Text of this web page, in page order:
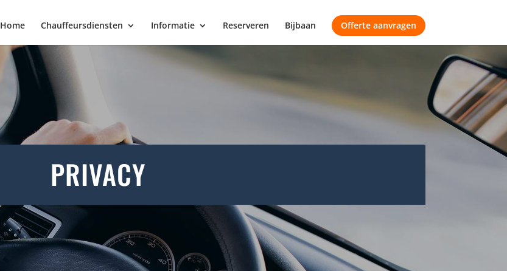
Home Chauffeursdiensten Informatie Reserveren Bijbaan Offerte aanvragen
PRIVACY